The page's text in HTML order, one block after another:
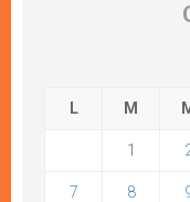
L M
1
7 8